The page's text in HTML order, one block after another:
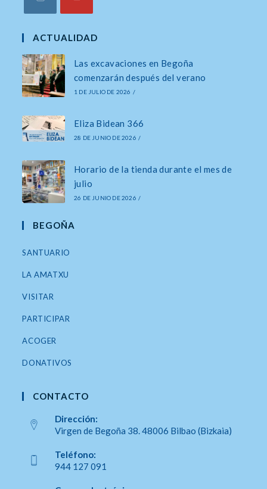
abre
una
nueva
pestaña
abre
una
nueva
pestaña
ACTUALIDAD
Las excavaciones en Begoña
comenzarán después del verano
1 DE JULIO DE 2026 /
Eliza Bidean 366
28 DE JUNIO DE 2026 /
Horario de la tienda durante el mes de
julio
26 DE JUNIO DE 2026 /
BEGOÑA
SANTUARIO
LA AMATXU
VISITAR
PARTICIPAR
ACOGER
DONATIVOS
CONTACTO
Dirección:
Virgen de Begoña 38. 48006 Bilbao (Bizkaia)
abre
en
Teléfono:
944 127 091